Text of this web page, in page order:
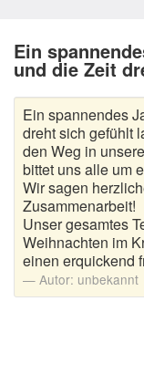
Nikolaus
Schöne
Ein
und die Zeit
Ein spannendes
dreht sich gefühlt
den Weg in
bittet uns alle um
Wir sagen
Zusammenarbeit!
Unser gesamtes
Weihnachten im
einen erquickend
Autor: unbekannt